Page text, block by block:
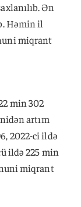
Ən
Həmin il
miqrant
min 302
artım
2022-ci ildə
ildə 225 min
miqrant